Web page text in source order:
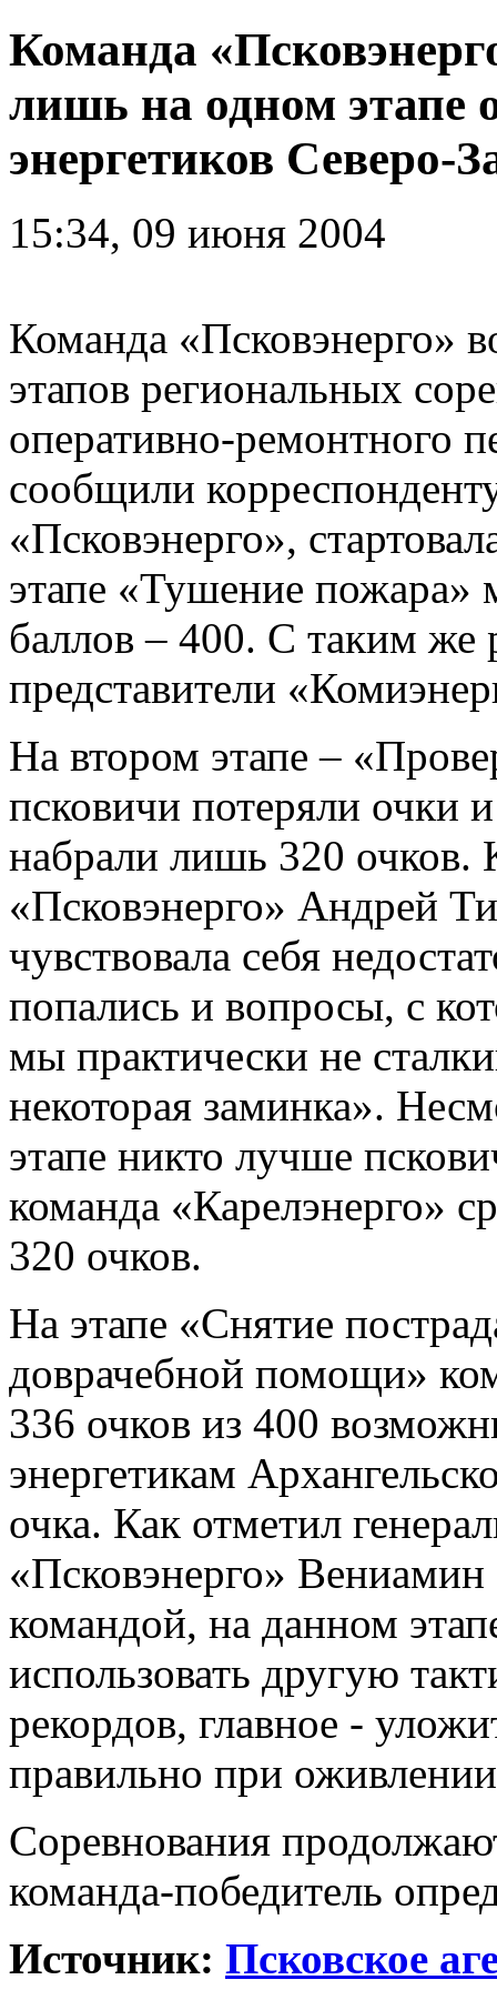
Команда
лишь на одном этапе
энергетиков Северо-
15:34, 09 июня 2004
Команда «Псковэнерго»
этапов региональных
оперативно-ремонтного
сообщили
«Псковэнерго»,
этапе «Тушение пожара»
баллов – 400. С таким же
представители
На втором этапе –
псковичи потеряли очки
набрали лишь 320 очков.
«Псковэнерго» Андрей
чувствовала себя
попались и вопросы, с
мы практически не
некоторая заминка».
этапе никто лучше
команда «Карелэнерго»
320 очков.
На этапе «Снятие
доврачебной помощи»
336 очков из 400
энергетикам
очка. Как отметил
«Псковэнерго»
командой, на данном
использовать другую
рекордов, главное -
правильно при
Соревнования
команда-победитель
Источник: Псковское